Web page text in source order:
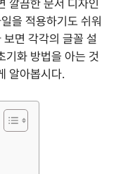
깔끔한 문서 디자인
을 적용하기도 쉬워
면 각각의 글꼴 설
기화 방법을 아는 것
알아봅시다.